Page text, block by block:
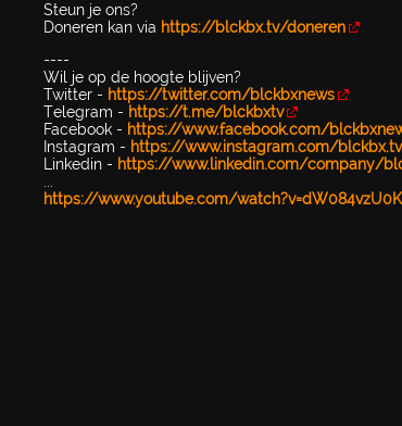
Steun je ons?
Doneren kan via https://blckbx.tv/doneren
----
Wil je op de hoogte blijven?
Twitter - https://twitter.com/blckbxnews
Telegram - https://t.me/blckbxtv
Facebook - https://www.facebook.com/
Instagram - https://www.instagram.com/blckbx.tv
Linkedin - https://www.linkedin.com/company/
...
https://www.youtube.com/